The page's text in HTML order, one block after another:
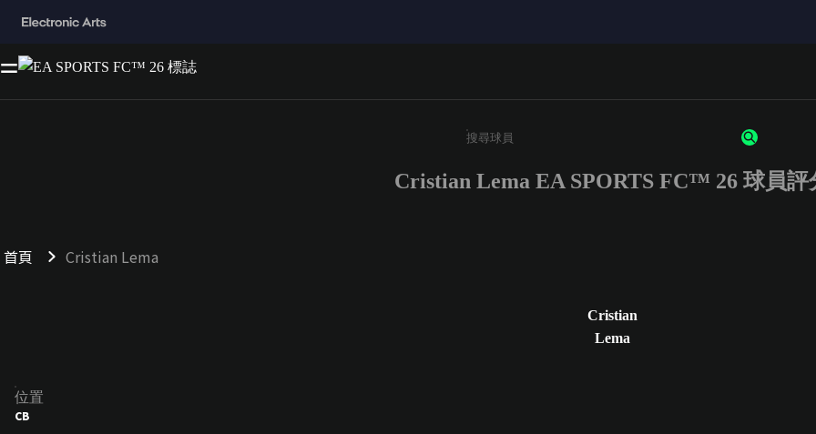
請輸入至少 3 個字元或數字
Cristian Lema EA SPORTS FC™ 26 球員評
首頁 Cristian Lema
Cristian
Lema
位置
CB